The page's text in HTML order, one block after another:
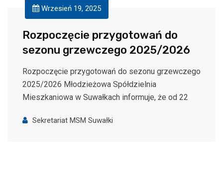
Wrzesień 19, 2025
Rozpoczęcie przygotowań do
sezonu grzewczego 2025/2026
Rozpoczęcie przygotowań do sezonu grzewczego
2025/2026 Młodzieżowa Spółdzielnia
Mieszkaniowa w Suwałkach informuje, że od 22
Sekretariat MSM Suwałki